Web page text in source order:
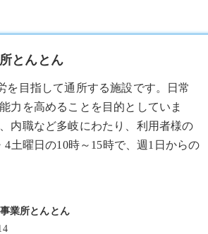
とんとん
を目指して通所する施設です。日常
力を高めることを目的としていま
内職など多岐にわたり、利用者様の
土曜日の10時～15時で、週1日からの
業所とんとん